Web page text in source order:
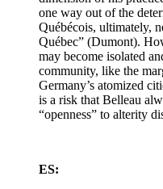
one way out of the
Québécois, ultimately,
Québec” (Dumont).
may become isolated
community, like the
Germany’s atomized
is a risk that Belleau
“openness” to alterity
ES: